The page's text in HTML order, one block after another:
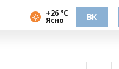
+26 °С
Ясно ВК